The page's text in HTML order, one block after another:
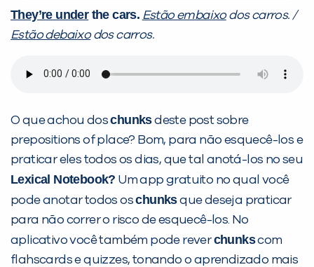
They’re underthe cars. Estão embaixodos carros. /
Estão debaixodos carros.
O que achou doschunksdeste post sobre
prepositions of place? Bom, para não esquecê-los e
praticar eles todos os dias, que tal anotá-los no seu
Lexical Notebook? Um app gratuito no qual você
pode anotar todos oschunksque deseja praticar
para não correr o risco de esquecê-los. No
aplicativo você também pode reverchunkscom
flahscards e quizzes, tonando o aprendizado mais